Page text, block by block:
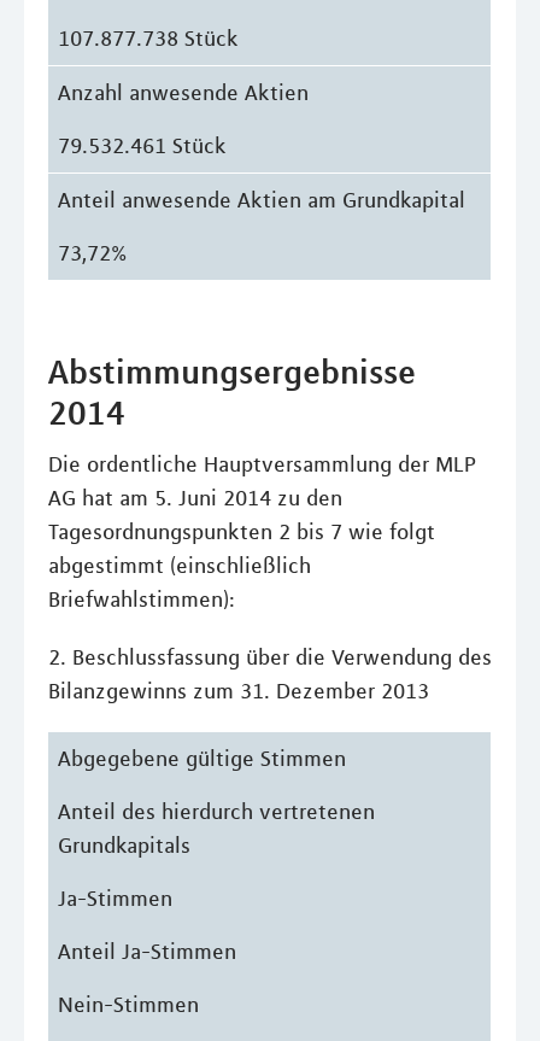
107.877.738 Stück
Anzahl anwesende Aktien
79.532.461 Stück
Anteil anwesende Aktien am Grundkapital
73,72%
Abstimmungsergebnisse
2014
Die ordentliche Hauptversammlung der MLP
AG hat am 5. Juni 2014 zu den
Tagesordnungspunkten 2 bis 7 wie folgt
abgestimmt (einschließlich
Briefwahlstimmen):
2. Beschlussfassung über die Verwendung des
Bilanzgewinns zum 31. Dezember 2013
Abgegebene gültige Stimmen
Anteil des hierdurch vertretenen
Grundkapitals
Ja-Stimmen
Anteil Ja-Stimmen
Nein-Stimmen